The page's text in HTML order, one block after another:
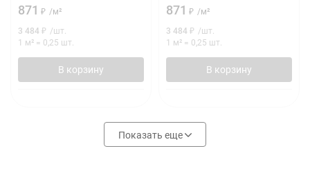
871 ₽ /м²
3 484 ₽ /шт.
1 м² = 0,25 шт.
В корзину
871 ₽ /м²
3 484 ₽ /шт.
1 м² = 0,25 шт.
В корзину
Показать еще